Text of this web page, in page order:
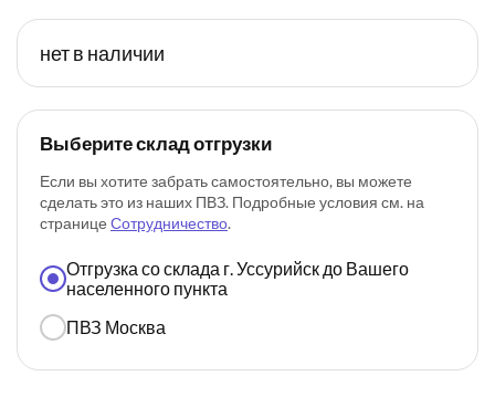
нет в наличии
Выберите склад отгрузки
Если вы хотите забрать самостоятельно, вы можете
сделать это из наших ПВЗ. Подробные условия см. на
странице Сотрудничество.
Отгрузка со склада г. Уссурийск до Вашего
населенного пункта
ПВЗ Москва